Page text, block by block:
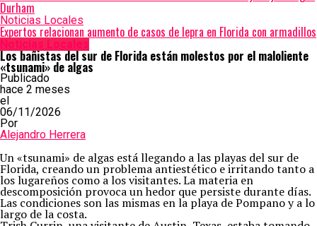
Durham
Noticias Locales
Expertos relacionan aumento de casos de lepra en Florida con armadillos
Noticias Locales
Los bañistas del sur de Florida están molestos por el maloliente
«tsunami» de algas
Publicado
hace 2 meses
el
06/11/2026
Por
Alejandro Herrera
Un «tsunami» de algas está llegando a las playas del sur de
Florida, creando un problema antiestético e irritando tanto a
los lugareños como a los visitantes. La materia en
descomposición provoca un hedor que persiste durante días.
Las condiciones son las mismas en la playa de Pompano y a lo
largo de la costa.